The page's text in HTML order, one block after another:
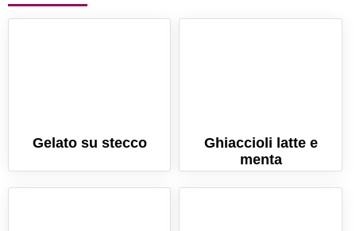
Gelato su stecco
Ghiaccioli latte e
menta